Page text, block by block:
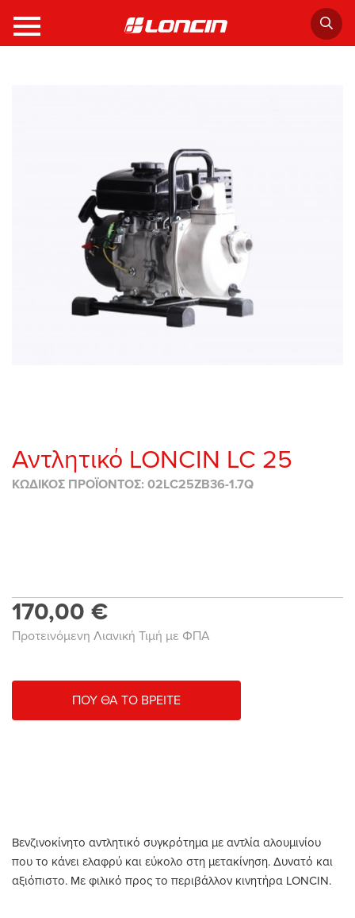
Αντλητικό LONCIN LC 25
ΚΩΔΙΚΟΣ ΠΡΟΪΟΝΤΟΣ: 02LC25ZB36-1.7Q
170,00 €
Προτεινόμενη Λιανική Τιμή με ΦΠΑ
ΠΟΥ ΘΑ ΤΟ ΒΡΕΙΤΕ
Βενζινοκίνητο αντλητικό συγκρότημα με αντλία αλουμινίου
που το κάνει ελαφρύ και εύκολο στη μετακίνηση. Δυνατό και
αξιόπιστο. Με φιλικό προς το περιβάλλον κινητήρα LONCIN.